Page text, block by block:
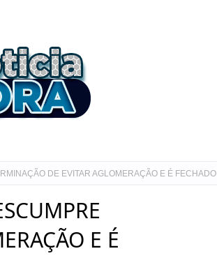
DE EVITAR AGLOMERAÇÃO E É FECHADO
E É